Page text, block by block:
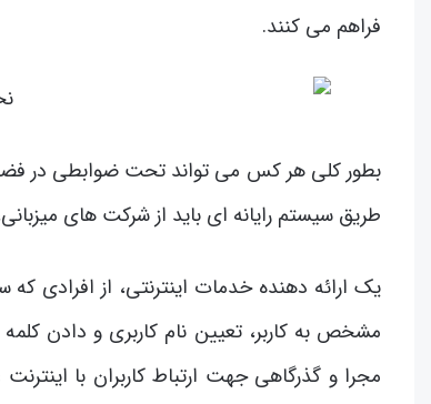
فراهم می کنند.
بطور کلی هر کس می تواند تحت ضوابطی در فضای
طریق سیستم رایانه ای باید از شرکت های
یک ارائه دهنده خدمات اینترنتی، از افرادی
مشخص به کاربر، تعیین نام کاربری و دادن کلمه
مجرا و گذرگاهی جهت ارتباط کاربران با